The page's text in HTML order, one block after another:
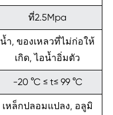
ที่2.5Mpa
น้ำ, ของเหลวที่ไม่ก่อให้
เกิด, ไอน้ำอิ่มตัว
-20 °C ≤ t≤ 99 °C
เหล็กปลอมแปลง, อลูมิ